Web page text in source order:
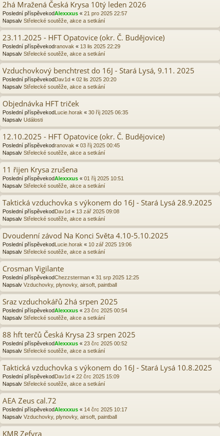
2há Mražená Česká Krysa 10tý leden 2026
Poslední příspěvekodAlexxxus « 21 pro 2025 22:57
Napsalv Střelecké soutěže, akce a setkání
23.11.2025 - HFT Opatovice (okr. Č. Budějovice)
Poslední příspěvekodranovak « 13 lis 2025 22:29
Napsalv Střelecké soutěže, akce a setkání
Vzduchovkový benchtrest do 16J - Stará Lysá, 9.11. 2025
Poslední příspěvekodDav1d « 02 lis 2025 20:20
Napsalv Střelecké soutěže, akce a setkání
Objednávka HFT triček
Poslední příspěvekodLucie.horak « 30 říj 2025 06:35
Napsalv Události
12.10.2025 - HFT Opatovice (okr. Č. Budějovice)
Poslední příspěvekodranovak « 03 říj 2025 00:45
Napsalv Střelecké soutěže, akce a setkání
11 řijen Krysa zrušena
Poslední příspěvekodAlexxxus « 01 říj 2025 10:51
Napsalv Střelecké soutěže, akce a setkání
Taktická vzduchovka s výkonem do 16J - Stará Lysá 28.9.2025
Poslední příspěvekodDav1d « 13 zář 2025 09:08
Napsalv Střelecké soutěže, akce a setkání
Dvoudenní závod Na Konci Světa 4.10-5.10.2025
Poslední příspěvekodLucie.horak « 10 zář 2025 19:06
Napsalv Střelecké soutěže, akce a setkání
Crosman Vigilante
Poslední příspěvekodChezzsterman « 31 srp 2025 12:25
Napsalv Vzduchovky, plynovky, airsoft, paintball
Sraz vzduchokářů 2há srpen 2025
Poslední příspěvekodAlexxxus « 23 črc 2025 00:54
Napsalv Střelecké soutěže, akce a setkání
88 hft terčů Česká Krysa 23 srpen 2025
Poslední příspěvekodAlexxxus « 23 črc 2025 00:52
Napsalv Střelecké soutěže, akce a setkání
Taktická vzduchovka s výkonem do 16J - Stará Lysá 10.8.2025
Poslední příspěvekodDav1d « 22 črc 2025 15:09
Napsalv Střelecké soutěže, akce a setkání
AEA Zeus cal.72
Poslední příspěvekodAlexxxus « 14 črc 2025 10:17
Napsalv Vzduchovky, plynovky, airsoft, paintball
KMR Zefyra